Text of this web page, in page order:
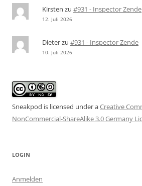
Kirsten zu #931 - Inspector Zende
12. Juli 2026
Dieterzu #931 - Inspector Zende
10. Juli 2026
Sneakpod is licensed under aCreative
NonCommercial-ShareAlike 3.0 Germany
LOGIN
Anmelden